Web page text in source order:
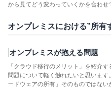
から見てどう変わっていくかを合わせ
オンプレミスにおける”所有
オンプレミスが抱える問題
「クラウド移行のメリット」を紹介
問題について軽く触れたいと思いま
ードウェアの所有」そのものではない